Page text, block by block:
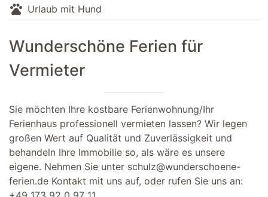
pets Urlaub mit Hund
Wunderschöne Ferien für
Vermieter
Sie möchten Ihre kostbare Ferienwohnung/Ihr
Ferienhaus professionell vermieten lassen? Wir legen
großen Wert auf Qualität und Zuverlässigkeit und
behandeln Ihre Immobilie so, als wäre es unsere
eigene. Nehmen Sie unter schulz@wunderschoene-
ferien.de Kontakt mit uns auf, oder rufen Sie uns an: